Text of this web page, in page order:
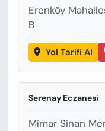
Erenköy
B
Yol Tarifi Al
Serenay Eczanesi
Mimar Sinan